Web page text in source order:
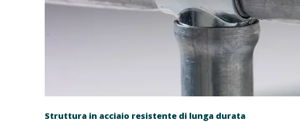
Struttura in acciaio resistente di lunga durata